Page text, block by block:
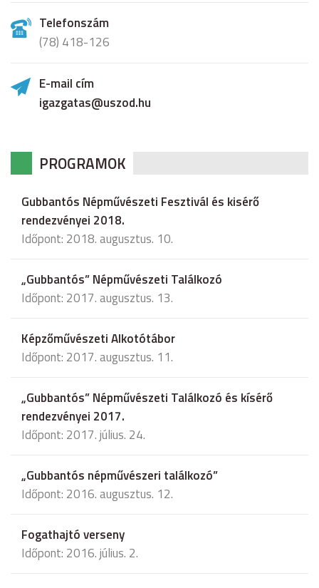
Telefonszám
(78) 418-126
E-mail cím
igazgatas@uszod.hu
PROGRAMOK
Gubbantós Népművészeti Fesztivál és kisérő
rendezvényei 2018.
Időpont: 2018. augusztus. 10.
„Gubbantós” Népművészeti Találkozó
Időpont: 2017. augusztus. 13.
Képzőművészeti Alkotótábor
Időpont: 2017. augusztus. 11.
„Gubbantós” Népművészeti Találkozó és kísérő
rendezvényei 2017.
Időpont: 2017. július. 24.
„Gubbantós népművészeri találkozó”
Időpont: 2016. augusztus. 12.
Fogathajtó verseny
Időpont: 2016. július. 2.